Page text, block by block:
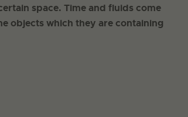
space. Time and fluids come
objects which they are containing